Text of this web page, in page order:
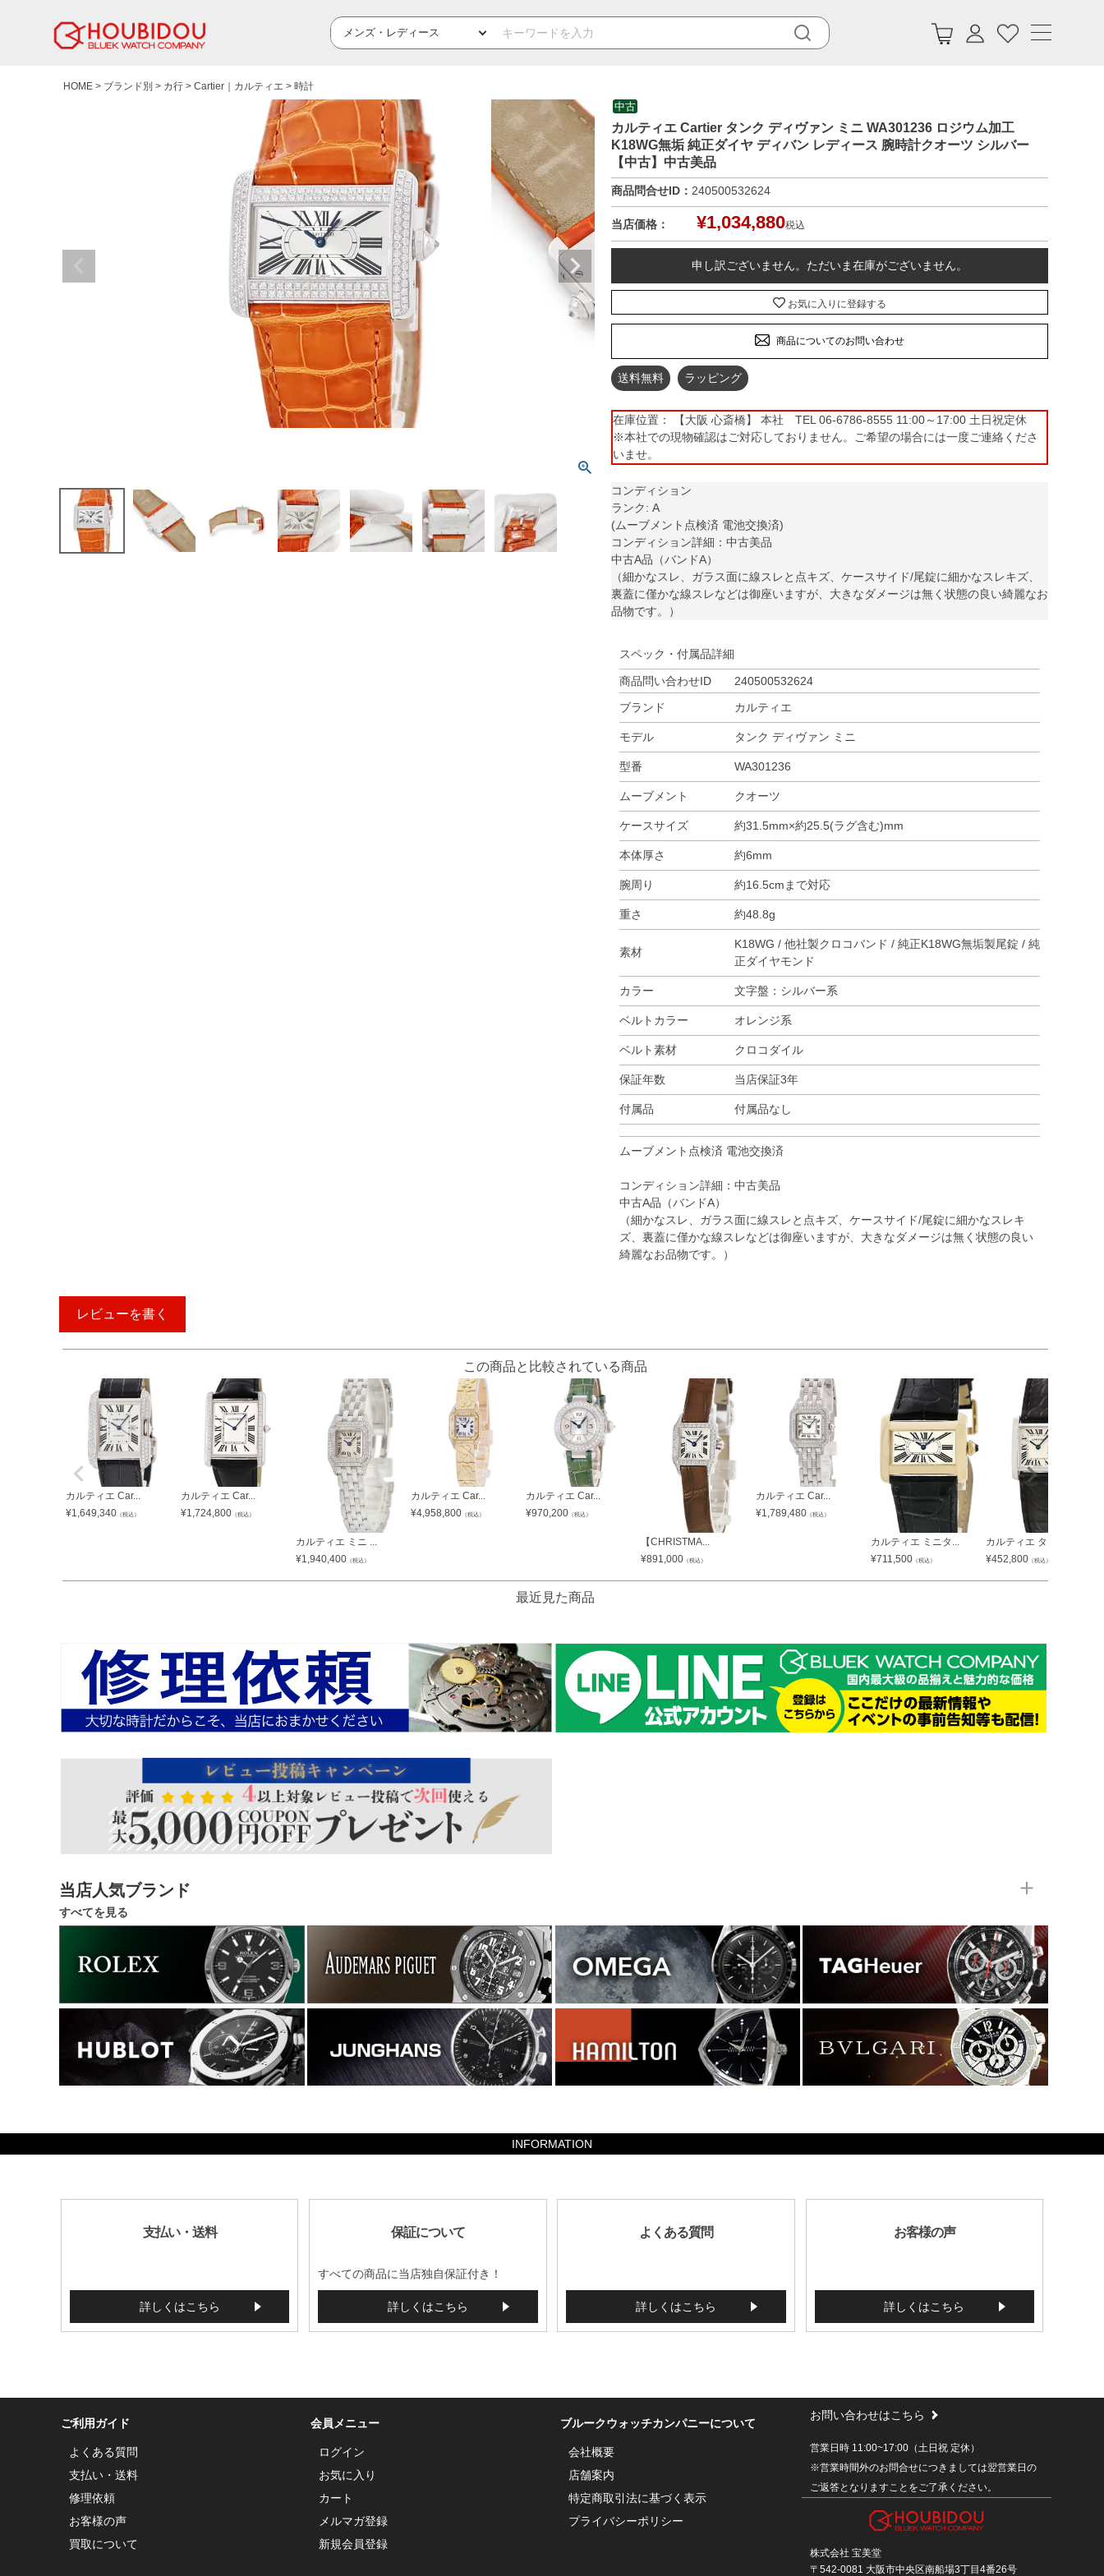
HOME ブランド別 カ行 Cartier｜カルティエ 時計
中古
カルティエ Cartier タンク ディヴァン ミニ WA301236 ロジウム加工
K18WG無垢 純正ダイヤ ディバン レディース 腕時計クオーツ シルバー
【中古】中古美品
商品問合せID： 240500532624
当店価格： ¥1,034,880税込
申し訳ございません。ただいま在庫がございません。
お気に入りに登録する
商品についてのお問い合わせ
送料無料 ラッピング
在庫位置： 【大阪 心斎橋】 本社 TEL 06-6786-8555 11:00～17:00 土日祝定休
※本社での現物確認はご対応しておりません。ご希望の場合には一度ご連絡くださ
いませ。
コンディション
ランク: A
(ムーブメント点検済 電池交換済)
コンディション詳細：中古美品
中古A品（バンドA）
（細かなスレ、ガラス面に線スレと点キズ、ケースサイド/尾錠に細かなスレキズ、
裏蓋に僅かな線スレなどは御座いますが、大きなダメージは無く状態の良い綺麗なお
品物です。）
スペック・付属品詳細
商品問い合わせID
240500532624
ブランド
カルティエ
モデル タンク ディヴァン ミニ
型番 WA301236
ムーブメント クオーツ
ケースサイズ 約31.5mm×約25.5(ラグ含む)mm
本体厚さ 約6mm
腕周り 約16.5cmまで対応
重さ 約48.8g
素材
K18WG / 他社製クロコバンド / 純正K18WG無垢製尾錠 / 純
正ダイヤモンド
カラー 文字盤：シルバー系
ベルトカラー オレンジ系
ベルト素材 クロコダイル
保証年数 当店保証3年
付属品 付属品なし
ムーブメント点検済 電池交換済
コンディション詳細：中古美品
中古A品（バンドA）
（細かなスレ、ガラス面に線スレと点キズ、ケースサイド/尾錠に細かなスレキ
ズ、裏蓋に僅かな線スレなどは御座いますが、大きなダメージは無く状態の良い
綺麗なお品物です。）
レビューを書く
この商品と比較されている商品
カルティエ Car...
¥1,649,340 （税込）
カルティエ Car...
¥1,724,800 （税込）
カルティエ ミニ ...
¥1,940,400 （税込）
カルティエ Car...
¥4,958,800 （税込）
カルティエ Car...
¥970,200 （税込）
【CHRISTMA...
¥891,000 （税込）
カルティエ Car...
¥1,789,480 （税込）
カルティエ ミニタ...
¥711,500 （税込）
カルティエ タンク...
¥452,800 （税込）
最近見た商品
当店人気ブランド
すべてを見る
INFORMATION
支払い・送料
詳しくはこちら
保証について
すべての商品に当店独自保証付き！
詳しくはこちら
よくある質問
詳しくはこちら
お客様の声
詳しくはこちら
ご利用ガイド
よくある質問
支払い・送料
修理依頼
お客様の声
買取について
会員メニュー
ログイン
お気に入り
カート
メルマガ登録
新規会員登録
ブルークウォッチカンパニーについて
会社概要
店舗案内
特定商取引法に基づく表示
プライバシーポリシー
お問い合わせはこちら
営業日時 11:00~17:00（土日祝 定休）
※営業時間外のお問合せにつきましては翌営業日の
ご返答となりますことをご了承ください。
株式会社 宝美堂
〒542-0081 大阪市中央区南船場3丁目4番26号